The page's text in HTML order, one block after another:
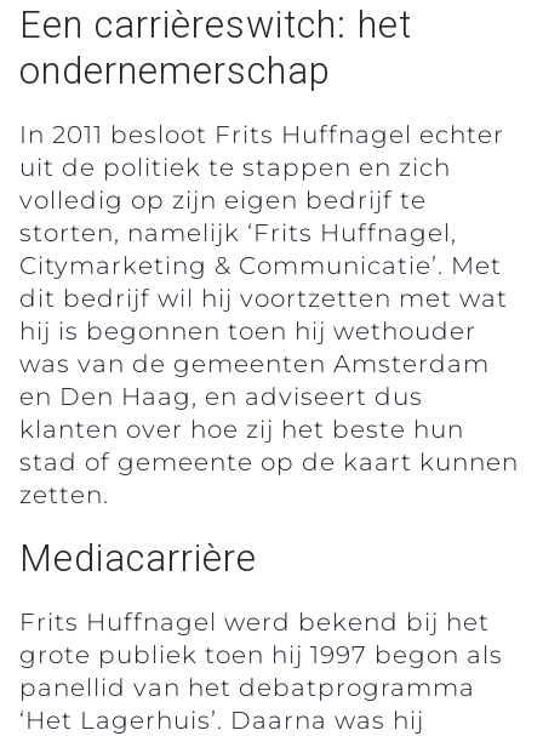
Een carrièreswitch: het
ondernemerschap
In 2011 besloot Frits Huffnagel echter
uit de politiek te stappen en zich
volledig op zijn eigen bedrijf te
storten, namelijk ‘Frits Huffnagel,
Citymarketing & Communicatie’. Met
dit bedrijf wil hij voortzetten met wat
hij is begonnen toen hij wethouder
was van de gemeenten Amsterdam
en Den Haag, en adviseert dus
klanten over hoe zij het beste hun
stad of gemeente op de kaart kunnen
zetten.
Mediacarrière
Frits Huffnagel werd bekend bij het
grote publiek toen hij 1997 begon als
panellid van het debatprogramma
‘Het Lagerhuis’. Daarna was hij